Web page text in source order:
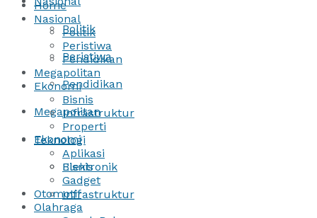
Politik
Peristiwa
Pendidikan
Megapolitan
Ekonomi
Bisnis
Infrastruktur
Home
Nasional
Politik
Peristiwa
Pendidikan
Megapolitan
Ekonomi
Bisnis
Infrastruktur
Properti
Teknologi
Aplikasi
Elektronik
Gadget
Otomotif
Olahraga